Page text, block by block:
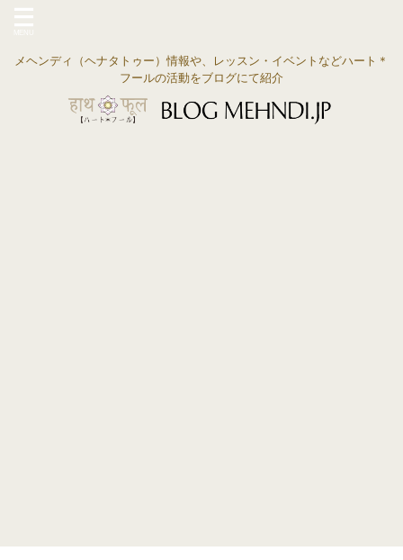
メヘンディ（ヘナタトゥー）情報や、レッスン・イベントなどハート＊
フールの活動をブログにて紹介